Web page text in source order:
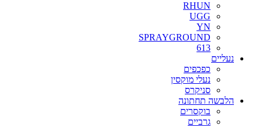
RHUN
UGG
YN
SPRAYGROUND
613
נעליים
כפכפים
נעלי מוקסין
סניקרס
הלבשה תחתונה
בוקסרים
גרביים